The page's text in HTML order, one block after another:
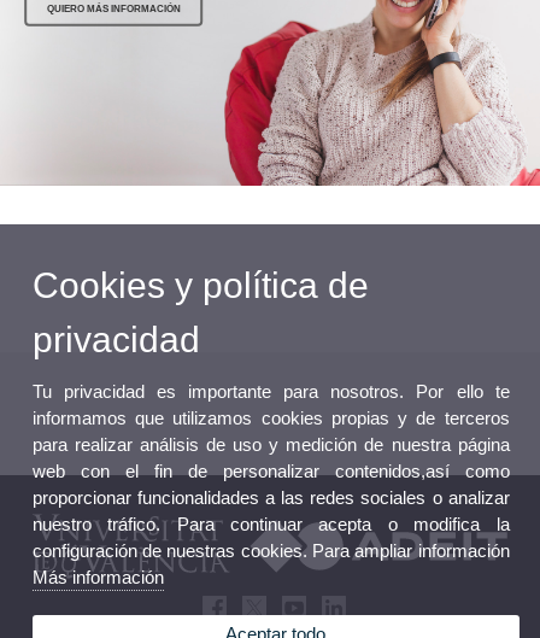
QUIERO MÁS INFORMACIÓN
Cookies y política de
privacidad
Tu privacidad es importante para nosotros. Por ello te
informamos que utilizamos cookies propias y de terceros
para realizar análisis de uso y medición de nuestra página
web con el fin de personalizar contenidos,así como
proporcionar funcionalidades a las redes sociales o analizar
nuestro tráfico. Para continuar acepta o modifica la
configuración de nuestras cookies. Para ampliar información
Más información
Aceptar todo